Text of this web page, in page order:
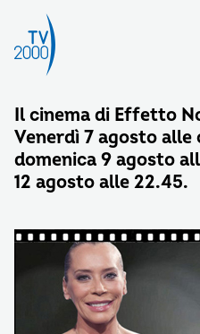
Il cinema di Effetto
Venerdì 7 agosto alle
domenica 9 agosto
12 agosto alle 22.45.